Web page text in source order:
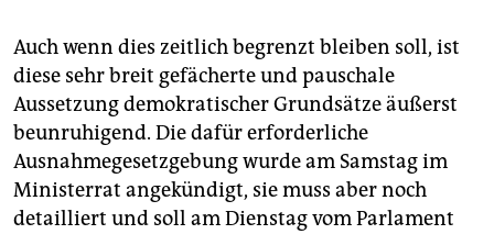
Auch wenn dies zeitlich begrenzt bleiben soll, ist
diese sehr breit gefächerte und pauschale
Aussetzung demokratischer Grundsätze äußerst
beunruhigend. Die dafür erforderliche
Ausnahmegesetzgebung wurde am Samstag im
Ministerrat angekündigt, sie muss aber noch
detailliert und soll am Dienstag vom Parlament